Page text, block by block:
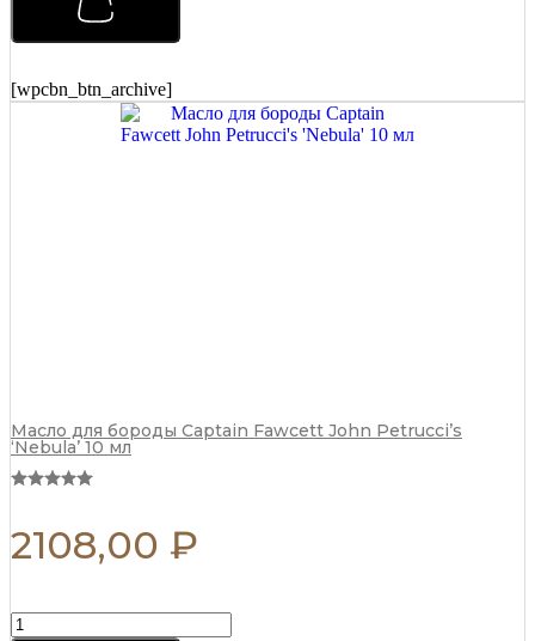
Fawcett
Petrucci's
'Nebula'
[wpcbn_btn_archive]
Масло для бороды Captain Fawcett John Petrucci’s
‘Nebula’ 10 мл
2108,00 ₽
Воск